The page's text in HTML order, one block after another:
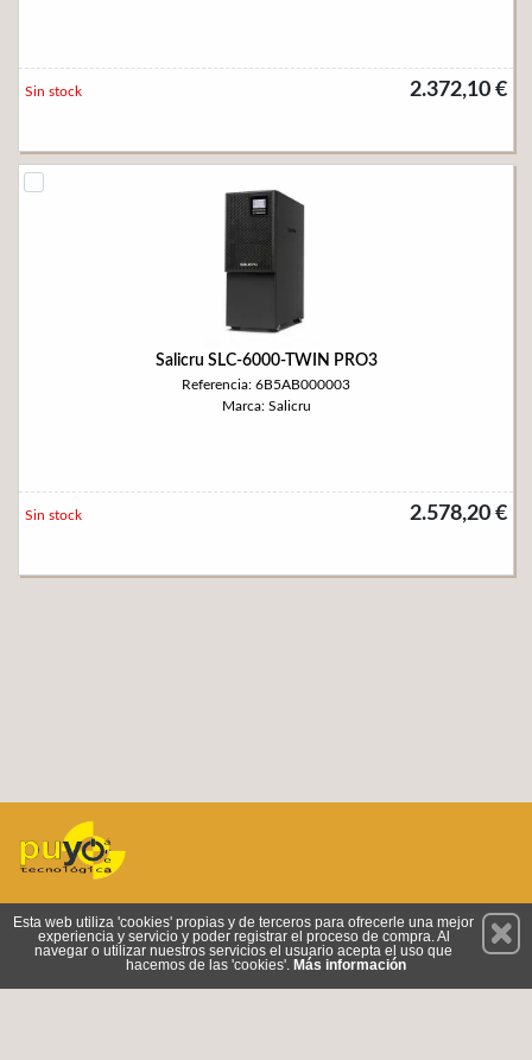
2.372,10 €
Sin stock
Salicru SLC-6000-TWIN PRO3
Referencia: 6B5AB000003
Marca: Salicru
2.578,20 €
Sin stock
Suscríbete
Esta web utiliza 'cookies' propias y de terceros para ofrecerle una mejor
experiencia y servicio y poder registrar el proceso de compra. Al
navegar o utilizar nuestros servicios el usuario acepta el uso que
hacemos de las 'cookies'. Más información